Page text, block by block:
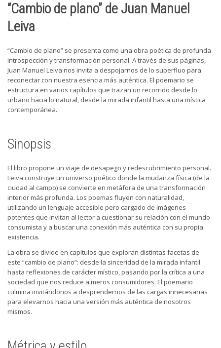
“Cambio de plano” de Juan Manuel
Leiva
“Cambio de plano” se presenta como una obra poética de profunda
introspección y transformación personal. A través de sus páginas,
Juan Manuel Leiva nos invita a despojarnos de lo superfluo para
reconectar con nuestra esencia más auténtica. El poemario se
estructura en varios capítulos que trazan un recorrido desde lo
urbano hacia lo natural, desde la mirada infantil hasta una mística
contemporánea.
Sinopsis
El libro propone un viaje de desapego y redescubrimiento personal.
Leiva construye un universo poético donde la mudanza física (de la
ciudad al campo) se convierte en metáfora de una transformación
interior más profunda. Los poemas fluyen con naturalidad,
utilizando un lenguaje accesible pero cargado de imágenes
potentes que invitan al lector a cuestionar su relación con el mundo
consumista y a buscar una conexión más auténtica con su propia
existencia.
La obra se divide en capítulos que exploran distintas facetas de
este “cambio de plano”: desde la sinceridad de la mirada infantil
hasta reflexiones de carácter místico, pasando por la crítica a una
sociedad que nos reduce a meros consumidores. El poemario
culmina invitándonos a desprendernos de las cargas innecesarias
para elevarnos hacia una versión más auténtica de nosotros
mismos.